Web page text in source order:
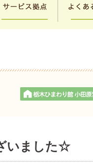
いました☆